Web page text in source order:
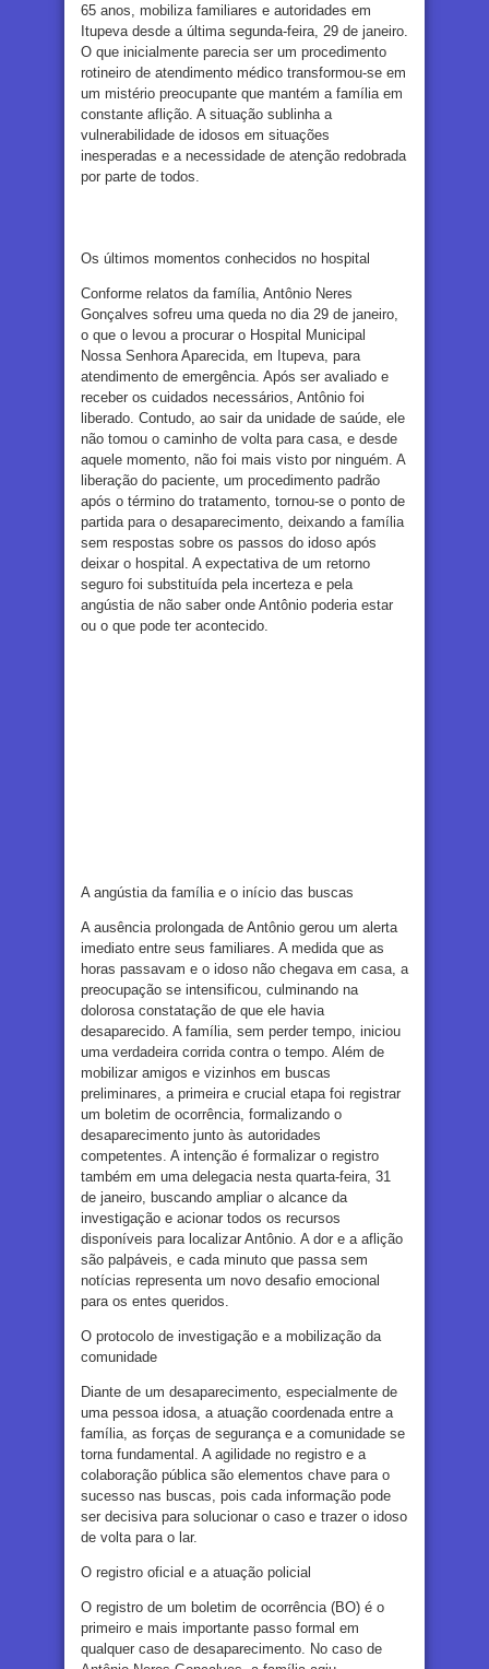
65 anos, mobiliza familiares e autoridades em
Itupeva desde a última segunda-feira, 29 de janeiro.
O que inicialmente parecia ser um procedimento
rotineiro de atendimento médico transformou-se em
um mistério preocupante que mantém a família em
constante aflição. A situação sublinha a
vulnerabilidade de idosos em situações
inesperadas e a necessidade de atenção redobrada
por parte de todos.
Os últimos momentos conhecidos no hospital
Conforme relatos da família, Antônio Neres
Gonçalves sofreu uma queda no dia 29 de janeiro,
o que o levou a procurar o Hospital Municipal
Nossa Senhora Aparecida, em Itupeva, para
atendimento de emergência. Após ser avaliado e
receber os cuidados necessários, Antônio foi
liberado. Contudo, ao sair da unidade de saúde, ele
não tomou o caminho de volta para casa, e desde
aquele momento, não foi mais visto por ninguém. A
liberação do paciente, um procedimento padrão
após o término do tratamento, tornou-se o ponto de
partida para o desaparecimento, deixando a família
sem respostas sobre os passos do idoso após
deixar o hospital. A expectativa de um retorno
seguro foi substituída pela incerteza e pela
angústia de não saber onde Antônio poderia estar
ou o que pode ter acontecido.
A angústia da família e o início das buscas
A ausência prolongada de Antônio gerou um alerta
imediato entre seus familiares. A medida que as
horas passavam e o idoso não chegava em casa, a
preocupação se intensificou, culminando na
dolorosa constatação de que ele havia
desaparecido. A família, sem perder tempo, iniciou
uma verdadeira corrida contra o tempo. Além de
mobilizar amigos e vizinhos em buscas
preliminares, a primeira e crucial etapa foi registrar
um boletim de ocorrência, formalizando o
desaparecimento junto às autoridades
competentes. A intenção é formalizar o registro
também em uma delegacia nesta quarta-feira, 31
de janeiro, buscando ampliar o alcance da
investigação e acionar todos os recursos
disponíveis para localizar Antônio. A dor e a aflição
são palpáveis, e cada minuto que passa sem
notícias representa um novo desafio emocional
para os entes queridos.
O protocolo de investigação e a mobilização da
comunidade
Diante de um desaparecimento, especialmente de
uma pessoa idosa, a atuação coordenada entre a
família, as forças de segurança e a comunidade se
torna fundamental. A agilidade no registro e a
colaboração pública são elementos chave para o
sucesso nas buscas, pois cada informação pode
ser decisiva para solucionar o caso e trazer o idoso
de volta para o lar.
O registro oficial e a atuação policial
O registro de um boletim de ocorrência (BO) é o
primeiro e mais importante passo formal em
qualquer caso de desaparecimento. No caso de